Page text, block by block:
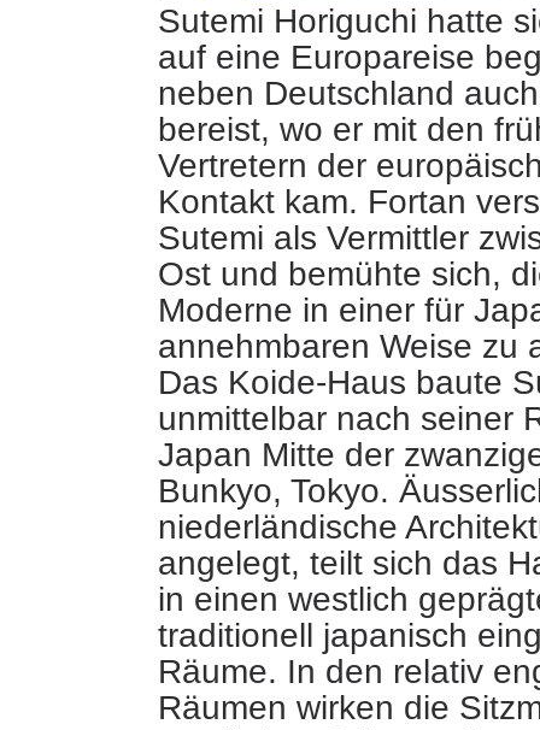
Sutemi Horiguchi hatte
auf eine Europareise
neben Deutschland
bereist, wo er mit den
Vertretern der
Kontakt kam. Fortan
Sutemi als Vermittler
Ost und bemühte sich,
Moderne in einer für
annehmbaren Weise zu
Das Koide-Haus baute
unmittelbar nach seiner
Japan Mitte der
Bunkyo, Tokyo.
niederländische
angelegt, teilt sich das
in einen westlich
traditionell japanisch
Räume. In den relativ
Räumen wirken die